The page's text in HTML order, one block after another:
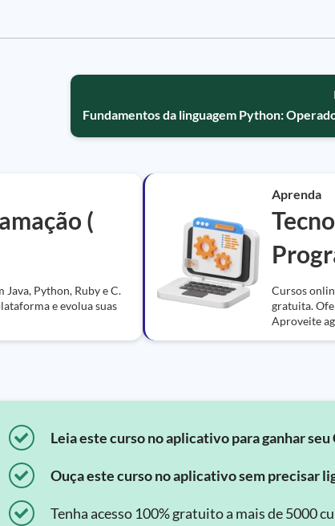
Fundamentos da linguagem Python:
(
Python, Ruby e C.
e evolua suas
Aprenda
Cursos
gratuita.
Aproveite
Leia este curso no aplicativo para ganhar
Ouça este curso no aplicativo sem precisar
Tenha acesso 100% gratuito a mais de 5000